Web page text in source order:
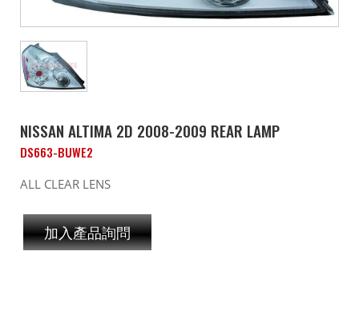
NISSAN ALTIMA 2D 2008-2009 REAR LAMP
DS663-BUWE2
ALL CLEAR LENS
加入產品詢問